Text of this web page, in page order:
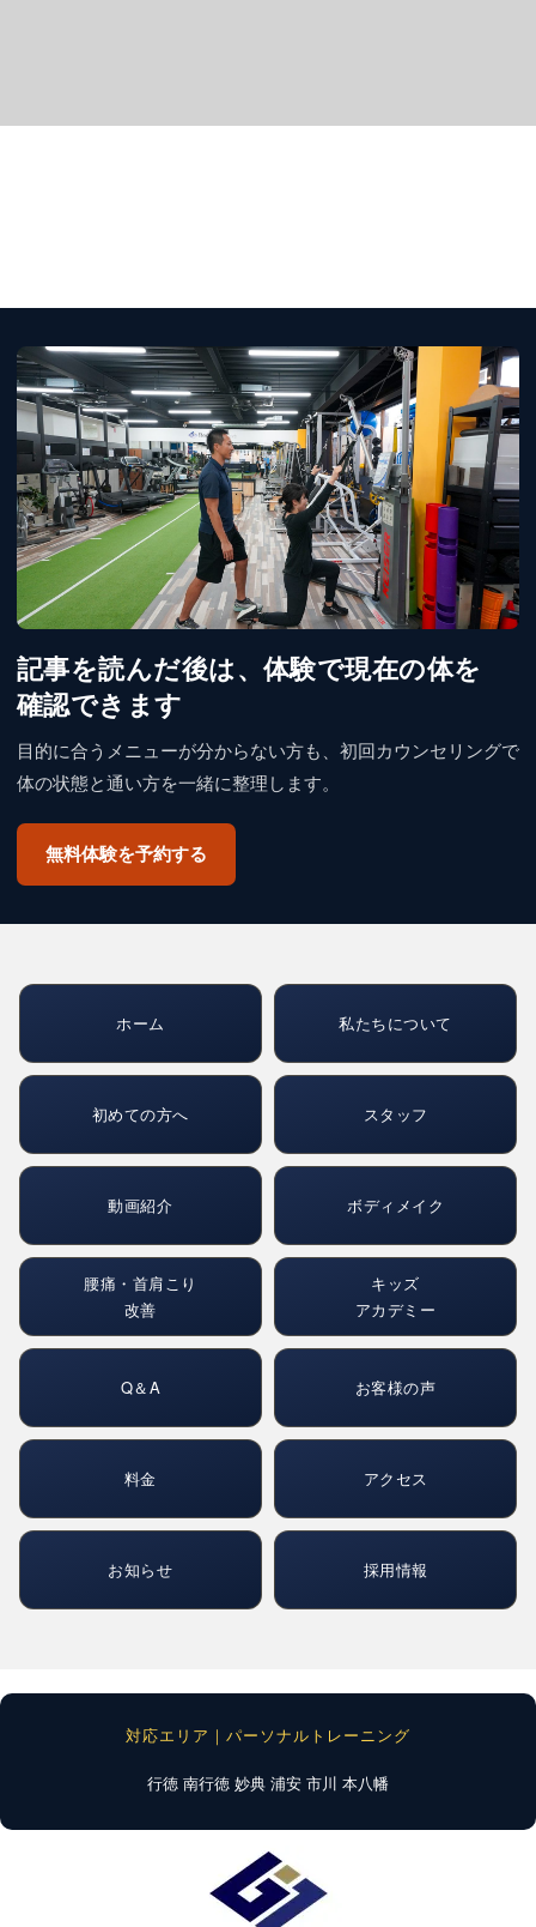
記事を​読んだ後は、​体験で​現在の​体を​
確認できます
目的に合うメニューが分からない方も、初回カウンセリングで
体の状態と通い方を一緒に整理します。
無料体験を予約する
ホーム 私たちについて
初めての方へ スタッフ
動画紹介 ボディメイク
腰痛・首肩こり
改善
キッズ
アカデミー
Q＆A お客様の声
料金 アクセス
お知らせ 採用情報
対応エリア｜パーソナルトレーニング
行徳 南行徳 妙典 浦安 市川 本八幡